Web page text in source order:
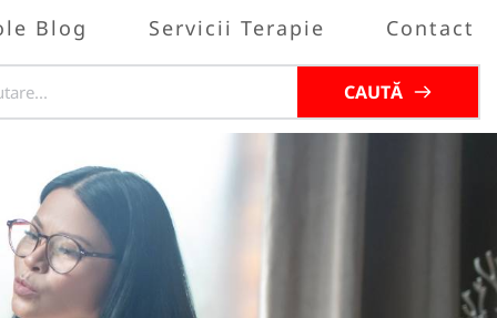
Blog Servicii Terapie Contact
CAUTĂ